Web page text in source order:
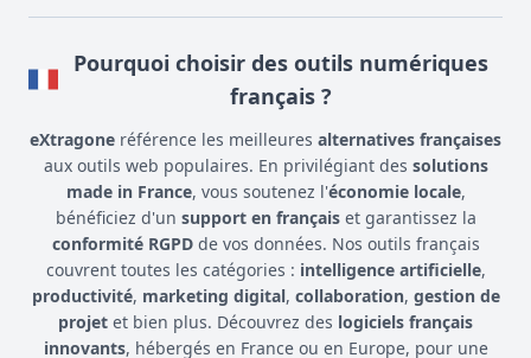
Pourquoi choisir des outils numériques
français ?
eXtragone référence les meilleures alternatives françaises
aux outils web populaires. En privilégiant des solutions
made in France, vous soutenez l'économie locale,
bénéficiez d'un support en françaiset garantissez la
conformité RGPDde vos données. Nos outils français
couvrent toutes les catégories : intelligence artificielle,
productivité, marketing digital, collaboration, gestion de
projet et bien plus. Découvrez des logiciels français
innovants, hébergés en France ou en Europe, pour une